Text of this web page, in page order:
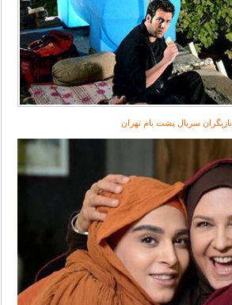
بازیگران سریال پشت بام تهران